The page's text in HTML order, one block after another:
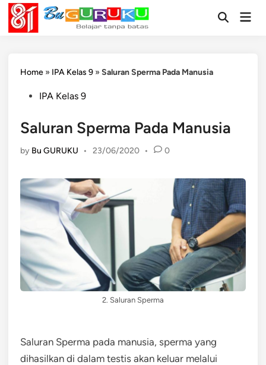
Skip
content
OpenMain
Home » IPA Kelas 9 »Saluran Sperma Pada Manusia
PostedIPA Kelas 9
Saluran Sperma Pada Manusia
by Bu GURUKU • 23/06/2020 • 0
2. Saluran Sperma
Saluran Sperma pada manusia, sperma yang
dihasilkan di dalam testis akan keluar melalui